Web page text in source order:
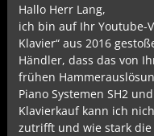
Hallo Herr Lang,
ich bin auf Ihr Youtube-
Klavier“ aus 2016
Händler, dass das von
frühen
Piano Systemen SH2
Klavierkauf kann ich
zutrifft und wie stark